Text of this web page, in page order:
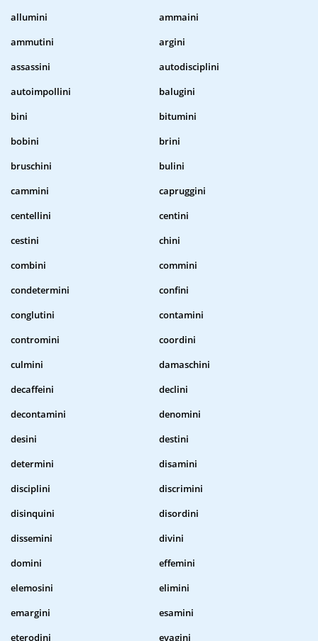
allumini
ammaini
ammutini
argini
assassini
autodisciplini
autoimpollini
balugini
bini
bitumini
bobini
brini
bruschini
bulini
cammini
capruggini
centellini
centini
cestini
chini
combini
commini
condetermini
confini
conglutini
contamini
contromini
coordini
culmini
damaschini
decaffeini
declini
decontamini
denomini
desini
destini
determini
disamini
disciplini
discrimini
disinquini
disordini
dissemini
divini
domini
effemini
elemosini
elimini
emargini
esamini
eterodini
evagini